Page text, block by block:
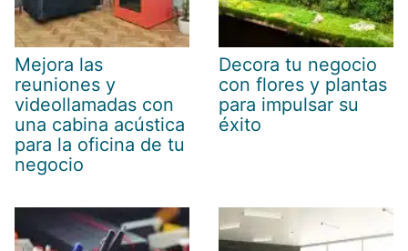
Mejora las
reuniones y
videollamadas con
una cabina acústica
para la oficina de tu
negocio
Decora tu negocio
con flores y plantas
para impulsar su
éxito